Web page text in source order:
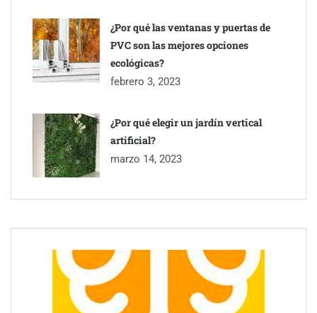
¿Por qué las ventanas y puertas de
PVC son las mejores opciones
ecológicas?
febrero 3, 2023
¿Por qué elegir un jardín vertical
artificial?
marzo 14, 2023